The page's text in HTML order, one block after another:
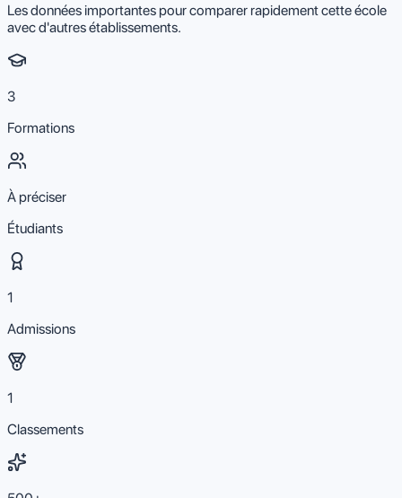
Les données importantes pour comparer rapidement cette école
avec d'autres établissements.
3
Formations
À préciser
Étudiants
1
Admissions
1
Classements